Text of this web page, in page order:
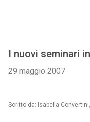
I nuovi seminari
29 maggio 2007
Scritto da: Isabella